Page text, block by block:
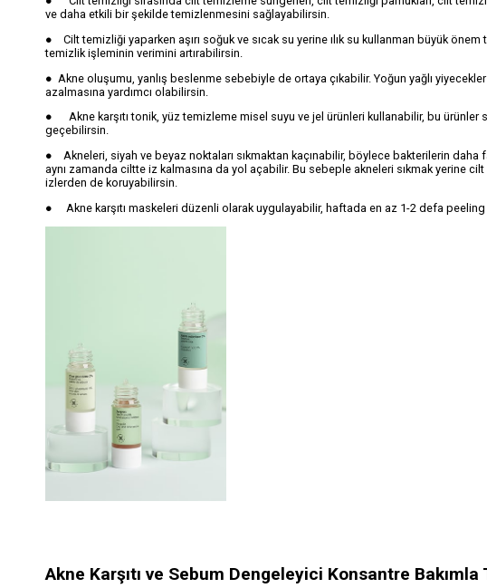
ve daha etkili bir şekilde temizlenmesini sağlayabilirsin.
● Cilt temizliği yaparken aşırı soğuk ve sıcak su yerine ılık su kullanman büyük
temizlik işleminin verimini artırabilirsin.
● Akne oluşumu, yanlış beslenme sebebiyle de ortaya çıkabilir. Yoğun yağlı
azalmasına yardımcı olabilirsin.
● Akne karşıtı tonik, yüz temizleme misel suyu ve jel ürünleri kullanabilir, bu ürünler
geçebilirsin.
● Akneleri, siyah ve beyaz noktaları sıkmaktan kaçınabilir, böylece bakterilerin daha
aynı zamanda ciltte iz kalmasına da yol açabilir. Bu sebeple akneleri sıkmak yerine
izlerden de koruyabilirsin.
● Akne karşıtı maskeleri düzenli olarak uygulayabilir, haftada en az 1-2 defa
Akne Karşıtı ve Sebum Dengeleyici Konsantre Bakımla